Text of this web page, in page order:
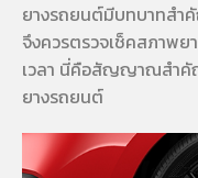
ยางรถยนต์มีบทบาทสำ
จึงควรตรวจเช็คสภาพย
เวลา นี่คือสัญญาณสำคั
ยางรถยนต์